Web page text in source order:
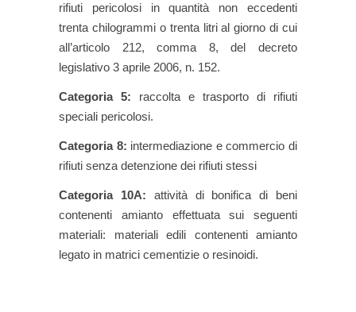
rifiuti pericolosi in quantità non eccedenti
trenta chilogrammi o trenta litri al giorno di cui
all’articolo 212, comma 8, del decreto
legislativo 3 aprile 2006, n. 152.
Categoria 5: raccolta e trasporto di rifiuti
speciali pericolosi.
Categoria 8: intermediazione e commercio di
rifiuti senza detenzione dei rifiuti stessi
Categoria 10A: attività di bonifica di beni
contenenti amianto effettuata sui seguenti
materiali: materiali edili contenenti amianto
legato in matrici cementizie o resinoidi.